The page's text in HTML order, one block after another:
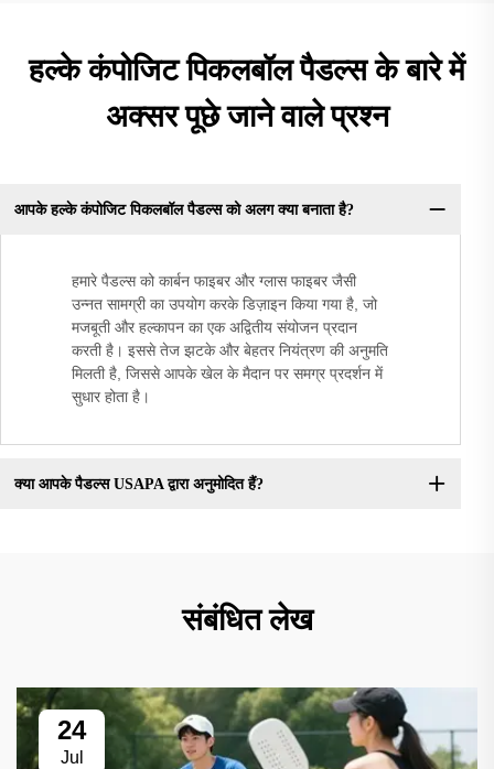
हल्के कंपोजिट पिकलबॉल पैडल्स के बारे में
अक्सर पूछे जाने वाले प्रश्न
आपके हल्के कंपोजिट पिकलबॉल पैडल्स को अलग क्या बनाता है?
हमारे पैडल्स को कार्बन फाइबर और ग्लास फाइबर जैसी
उन्नत सामग्री का उपयोग करके डिज़ाइन किया गया है, जो
मजबूती और हल्कापन का एक अद्वितीय संयोजन प्रदान
करती है। इससे तेज झटके और बेहतर नियंत्रण की अनुमति
मिलती है, जिससे आपके खेल के मैदान पर समग्र प्रदर्शन में
सुधार होता है।
क्या आपके पैडल्स USAPA द्वारा अनुमोदित हैं?
संबंधित लेख
24
Jul